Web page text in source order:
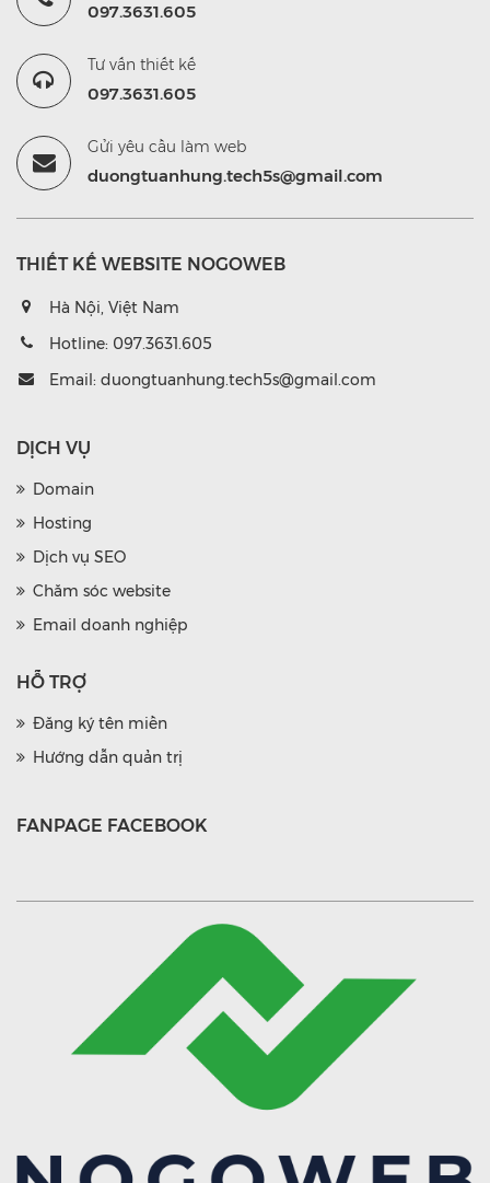
097.3631.605
Tư vấn thiết kế
097.3631.605
Gửi yêu cầu làm web
duongtuanhung.tech5s@gmail.com
THIẾT KẾ WEBSITE NOGOWEB
Hà Nội, Việt Nam
Hotline: 097.3631.605
Email: duongtuanhung.tech5s@gmail.com
DỊCH VỤ
Domain
Hosting
Dịch vụ SEO
Chăm sóc website
Email doanh nghiệp
HỖ TRỢ
Đăng ký tên miền
Hướng dẫn quản trị
FANPAGE FACEBOOK